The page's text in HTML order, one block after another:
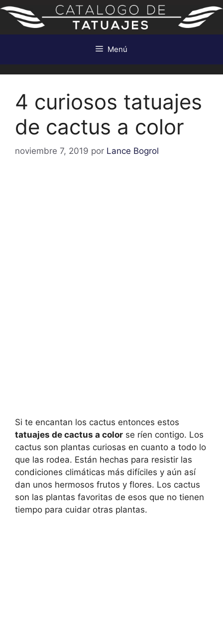
Saltar
contenido
Menú
4 curiosos tatuajes
de cactus a color
noviembre 7, 2019 por Lance Bogrol
Si te encantan los cactus entonces estos
tatuajes de cactus a color se ríen contigo. Los
cactus son plantas curiosas en cuanto a todo lo
que las rodea. Están hechas para resistir las
condiciones climáticas más difíciles y aún así
dan unos hermosos frutos y flores. Los cactus
son las plantas favoritas de esos que no tienen
tiempo para cuidar otras plantas.